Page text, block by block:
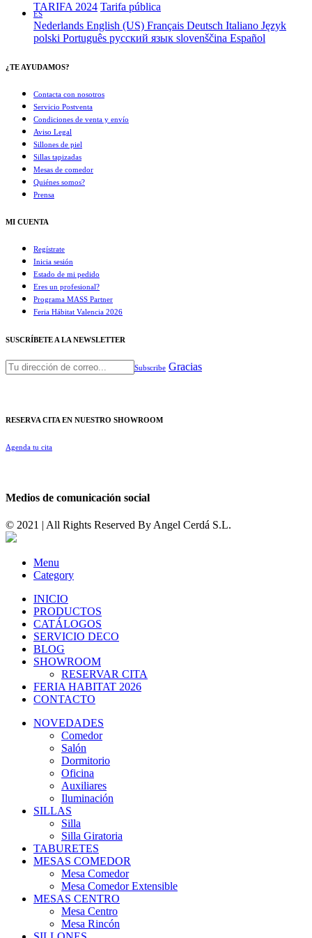
TARIFA 2024 Tarifa pública
ES
Nederlands English (US) Français Deutsch Italiano Język
polski Português русский язык slovenščina Español
¿TE AYUDAMOS?
Contacta con nosotros
Servicio Postventa
Condiciones de venta y envío
Aviso Legal
Sillones de piel
Sillas tapizadas
Mesas de comedor
Quiénes somos?
Prensa
MI CUENTA
Regístrate
Inicia sesión
Estado de mi pedido
Eres un profesional?
Programa MASS Partner
Feria Hábitat Valencia 2026​
SUSCRÍBETE A LA NEWSLETTER
Subscribe Gracias
RESERVA CITA EN NUESTRO SHOWROOM
Agenda tu cita
Medios de comunicación social
© 2021 | All Rights Reserved By Angel Cerdá S.L.
Menu
Category
INICIO
PRODUCTOS
CATÁLOGOS
SERVICIO DECO
BLOG
SHOWROOM
RESERVAR CITA
FERIA HABITAT 2026
CONTACTO
NOVEDADES
Comedor
Salón
Dormitorio
Oficina
Auxiliares
Iluminación
SILLAS
Silla
Silla Giratoria
TABURETES
MESAS COMEDOR
Mesa Comedor
Mesa Comedor Extensible
MESAS CENTRO
Mesa Centro
Mesa Rincón